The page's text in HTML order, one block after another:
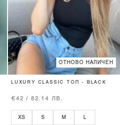
ОТНОВО НАЛИЧЕН
LUXURY CLASSIC ТОП - BLACK
€42 / 82.14 ЛВ.
XS S M L